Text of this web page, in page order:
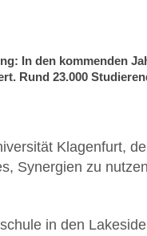
In den kommenden
Rund 23.000
Klagenfurt,
Synergien zu
in den